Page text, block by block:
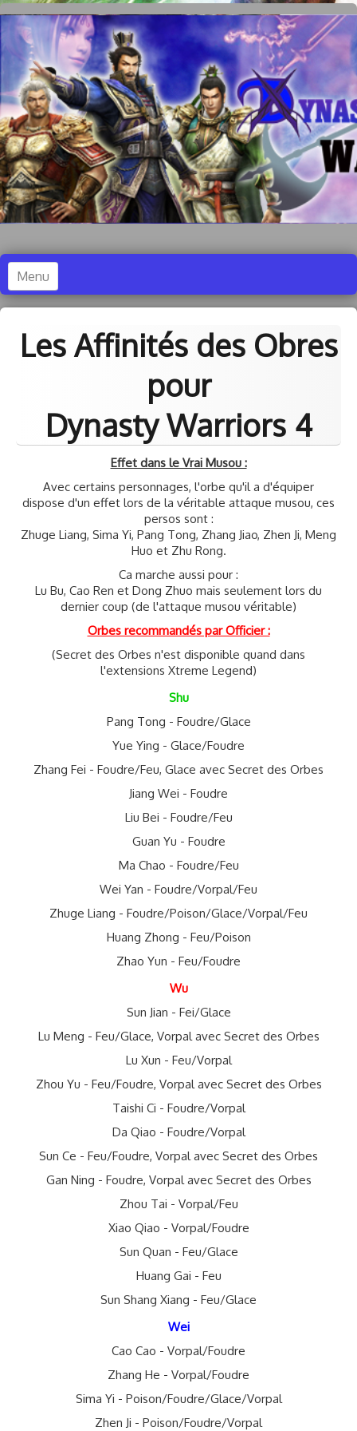
Menu
Accueil
Dynasty Warriors
Autres Warriors
Kou Shibusawa
Tecmo Team Ninja
Contact Communauté
Les Affinités des Obres
pour
Dynasty Warriors 4
Effet dans le Vrai Musou :
Avec certains personnages, l'orbe qu'il a d'équiper
dispose d'un effet lors de la véritable attaque musou, ces
persos sont :
Zhuge Liang, Sima Yi, Pang Tong, Zhang Jiao, Zhen Ji, Meng
Huo et Zhu Rong.
Ca marche aussi pour :
Lu Bu, Cao Ren et Dong Zhuo mais seulement lors du
dernier coup (de l'attaque musou véritable)
Orbes recommandés par Officier :
(Secret des Orbes n'est disponible quand dans
l'extensions Xtreme Legend)
Shu
Pang Tong - Foudre/Glace
Yue Ying - Glace/Foudre
Zhang Fei - Foudre/Feu, Glace avec Secret des Orbes
Jiang Wei - Foudre
Liu Bei - Foudre/Feu
Guan Yu - Foudre
Ma Chao - Foudre/Feu
Wei Yan - Foudre/Vorpal/Feu
Zhuge Liang - Foudre/Poison/Glace/Vorpal/Feu
Huang Zhong - Feu/Poison
Zhao Yun - Feu/Foudre
Wu
Sun Jian - Fei/Glace
Lu Meng - Feu/Glace, Vorpal avec Secret des Orbes
Lu Xun - Feu/Vorpal
Zhou Yu - Feu/Foudre, Vorpal avec Secret des Orbes
Taishi Ci - Foudre/Vorpal
Da Qiao - Foudre/Vorpal
Sun Ce - Feu/Foudre, Vorpal avec Secret des Orbes
Gan Ning - Foudre, Vorpal avec Secret des Orbes
Zhou Tai - Vorpal/Feu
Xiao Qiao - Vorpal/Foudre
Sun Quan - Feu/Glace
Huang Gai - Feu
Sun Shang Xiang - Feu/Glace
Wei
Cao Cao - Vorpal/Foudre
Zhang He - Vorpal/Foudre
Sima Yi - Poison/Foudre/Glace/Vorpal
Zhen Ji - Poison/Foudre/Vorpal